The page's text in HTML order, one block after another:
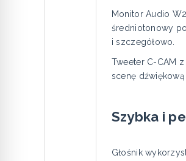
Monitor Audio
średniotonowy
i szczegółowo.
Tweeter C-CAM
scenę
Szybka i
Głośnik